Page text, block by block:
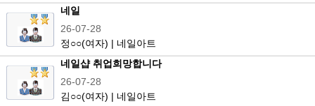
네일
26-07-28
정○○(여자) | 네일아트
네일샵 취업희망합니다
26-07-28
김○○(여자) | 네일아트